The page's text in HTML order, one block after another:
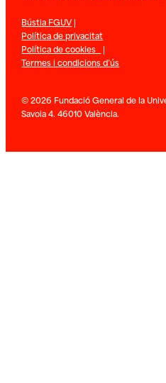
Bústia FGUV|
Política de privacitat
Política de cookies |
Termes i condicions d’ús
© 2026 Fundació General de la
Savoia 4. 46010 València.